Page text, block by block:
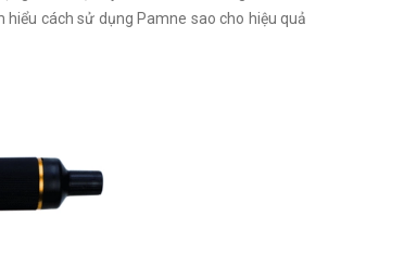
cách sử dụng Pamne sao cho hiệu quả